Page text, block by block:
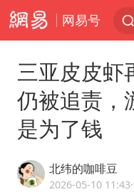
网易号
三亚皮皮虾
仍被追责，
是为了钱
北纬的咖啡豆
2026-05-10 11:43